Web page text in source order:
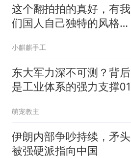
这个翻拍拍的真好，有我
们国人自己独特的风格魅
小麒麒手工
东大军力深不可测？背后
是工业体系的强力支撑01
萌宠教主
伊朗内部争吵持续，矛头
被强硬派指向中国